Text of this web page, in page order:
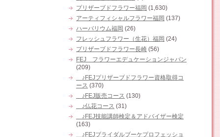
プリザーブドフラワー福岡 (1,630)
アーティフィシャルフラワー福岡 (137)
ハーバリウム福岡 (26)
フレッシュフラワー（生花）福岡 (24)
プリザーブドフラワー長崎 (56)
FEJ フラワーエデュケーションジャパン
(209)
♪FEJプリザーブドフラワー資格取得コ
ース (370)
♪FEJ販売コース (130)
♪仏花コース (31)
♪FEJ技能講師検定＆アドバイザー検定
(163)
♪FEJブライダルブーケプロフェッショ